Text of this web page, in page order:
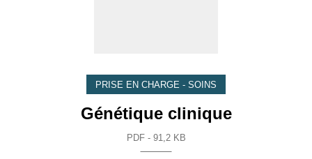
PRISE EN CHARGE - SOINS
Génétique clinique
PDF - 91,2 KB